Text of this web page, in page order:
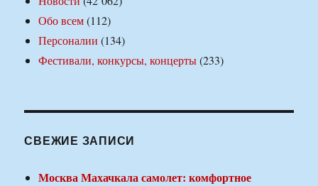
Обо всем(112)
Персоналии (134)
Фестивали, конкурсы, концерты(233)
СВЕЖИЕ ЗАПИСИ
Москва Махачкала самолет: комфортное